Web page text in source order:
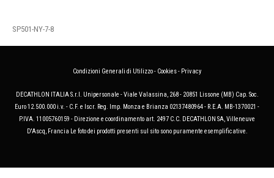
SP501-NY-7-8
Condizioni Generali di Utilizzo- Cookies- Privacy
DECATHLON ITALIA S.r.l. Unipersonale - Viale Valassina, 268 - 20851 Lissone (MB) Cap. Soc.
Euro 12.500.000 i.v. - C.F. e Iscr. Reg. Imp. Monza e Brianza 02137480964 - R.E.A. MB-1370021 -
P.IVA. 11005760159 - Direzione e coordinamento art. 2497 C.C. DECATHLON SA, Villeneuve
D'Ascq, Francia Le foto dei prodotti presenti sul sito sono puramente esemplificative.